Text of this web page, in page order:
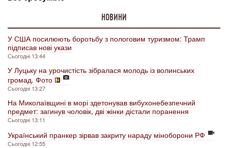
НОВИНИ
У США посилюють боротьбу з пологовим туризмом: Трамп
підписав нові укази
Сьогодні 13:44
У Луцьку на урочистість зібралася молодь із волинських
громад. Фото
Сьогодні 13:27
На Миколаївщині в морі здетонував вибухонебезпечний
предмет: загинув чоловік, дві жінки дістали поранення
Сьогодні 13:11
Український пранкер зірвав закриту нараду міноборони РФ
Сьогодні 12:55